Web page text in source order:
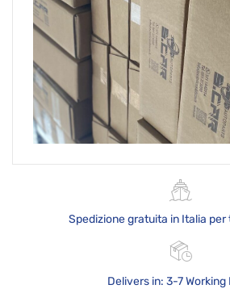
Spedizione gratuita in Italia per
Delivers in: 3-7 Working